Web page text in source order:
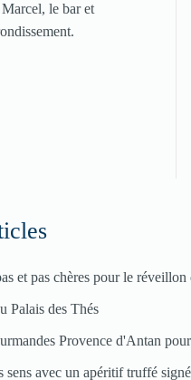
le bar et
et pas chères pour le
Palais des Thés
Provence d'Antan
sens avec un apéritif truffé